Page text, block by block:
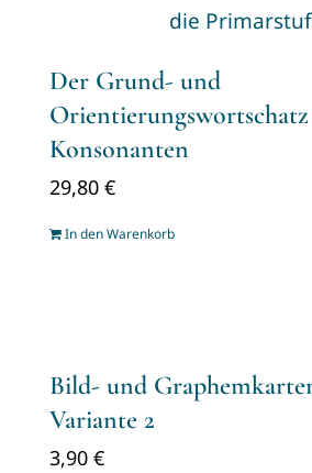
Der Grund- und
Orientierungswortschatz
Konsonanten
29,80 €
In den Warenkorb
Bild- und
Variante 2
3,90 €